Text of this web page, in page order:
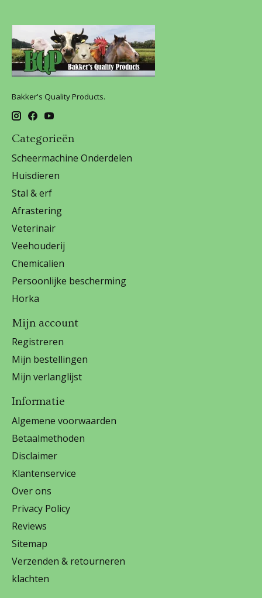
Bakker's Quality Products.
Categorieën
Scheermachine Onderdelen
Huisdieren
Stal & erf
Afrastering
Veterinair
Veehouderij
Chemicalien
Persoonlijke bescherming
Horka
Mijn account
Registreren
Mijn bestellingen
Mijn verlanglijst
Informatie
Algemene voorwaarden
Betaalmethoden
Disclaimer
Klantenservice
Over ons
Privacy Policy
Reviews
Sitemap
Verzenden & retourneren
klachten